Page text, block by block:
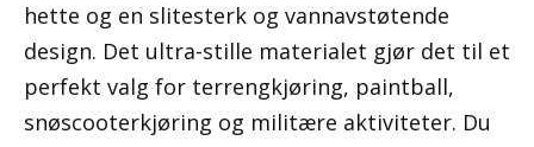
hette og en slitesterk og vannavstøtende
design. Det ultra-stille materialet gjør det til et
perfekt valg for terrengkjøring, paintball,
snøscooterkjøring og militære aktiviteter. Du